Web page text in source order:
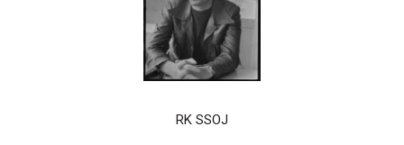
RK SSOJ